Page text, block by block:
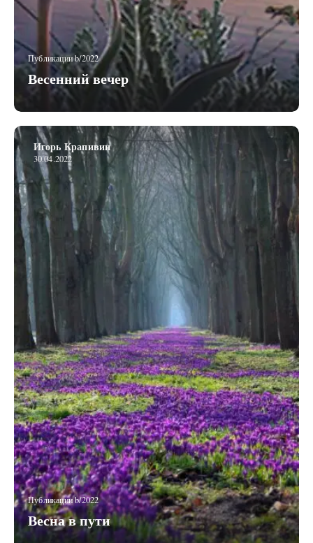
Публикации b/2022
Весенний вечер
Публикации b/2022
Весна в пути
Игорь Крапивин
30.04.2022